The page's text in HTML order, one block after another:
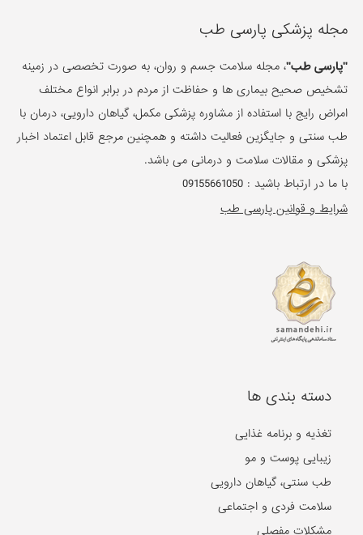
مجله پزشکی پارسی طب
"پارسی طب"، مجله سلامت جسم و روان، به صورت تخصصی در زمینه
تشخیص صحیح بیماری ها و حفاظت از مردم در برابر انواع مختلف
امراض رایج با استفاده از مشاوره پزشکی مکمل، گیاهان دارویی، درمان با
طب سنتی و جایگزین فعالیت داشته و همچنین مرجع قابل اعتماد اخبار
پزشکی و مقالات سلامت و درمانی می باشد.
با ما در ارتباط باشید :09155661050
شرایط و قوانین پارسی طب
دسته بندی ها
تغذیه و برنامه غذایی
زیبایی پوست و مو
طب سنتی، گیاهان دارویی
سلامت فردی و اجتماعی
مشکلات مفصلی